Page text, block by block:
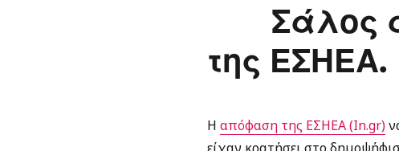
Σάλος
της ΕΣΗΕΑ.
Η απόφαση της ΕΣΗΕΑ (In.gr)